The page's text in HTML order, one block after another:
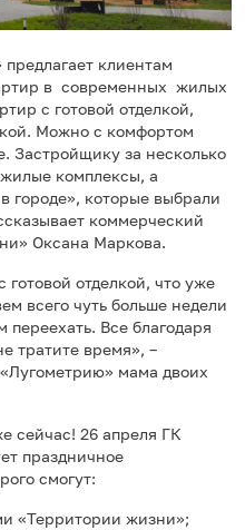
клиентам
в современных жилых
с готовой отделкой,
Можно с комфортом
Застройщику за несколько
жилые комплексы, а
городе», которые выбрали
коммерческий
Оксана Маркова.
отделкой, что уже
всего чуть больше недели
переехать. Все благодаря
тратите время», –
мама двоих
сейчас! 26 апреля ГК
праздничное
смогут:
«Территории жизни»;